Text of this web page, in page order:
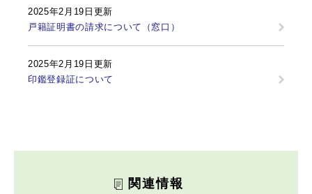
2025年2月19日更新
戸籍証明書の請求について（窓口）
2025年2月19日更新
印鑑登録証について
関連情報